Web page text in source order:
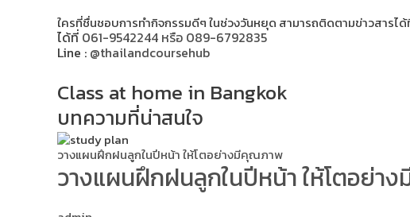
ใครที่ชื่นชอบการทำกิจกรรมดีๆ ในช่วงวันหยุด สามารถติดตามข่าวสารได้
ได้ที่ 061-9542244 หรือ 089-6792835
Line : @thailandcoursehub
Class at home in Bangkok
บทความที่น่าสนใจ
วางแผนฝึกฝนลูกในปีหน้า ให้โตอย่างมีคุณภาพ
วางแผนฝึกฝนลูกในปีหน้า ให้โตอย่า